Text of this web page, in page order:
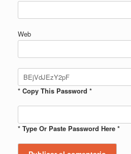
Web
* Copy This Password *
* Type Or Paste Password Here *